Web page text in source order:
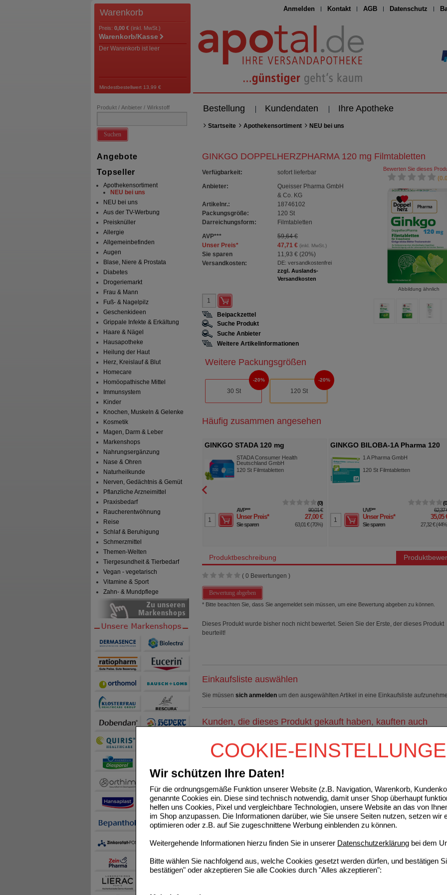
COOKIE-
Wir schützen Ihre Daten!
Für die ordnungsgemäße Funktion unserer Website (z.B. Navigation, Warenkorb,
genannte Cookies ein. Diese sind technisch notwendig, damit unser Shop überhaupt
helfen uns Cookies, Pixel und vergleichbare Technologien, unsere Website an das von
im Shop anzupassen. Die Informationen darüber, wie Sie unsere Seiten nutzen, setzen wir
optimieren oder z.B. auf Sie zugeschnittene Werbung einblenden zu können.
Weitergehende Informationen hierzu finden Sie in unserer Datenschutzerklärung bei dem
Bitte wählen Sie nachfolgend aus, welche Cookies gesetzt werden dürfen, und bestätigen
bestätigen" oder akzeptieren Sie alle Cookies durch "Alles akzeptieren":
Anmelden Kontakt AGB Datenschutz
Warenkorb
Preis: 0,00 € (inkl. MwSt.)
Warenkorb/Kasse
Der Warenkorb ist leer
Mindestbestellwert 13,99 €
Bestellung Kundendaten Ihre Apotheke
Produkt / Anbieter / Wirkstoff
Suchen
Angebote
Topseller
Apothekensortiment
NEU bei uns
NEU bei uns
Aus der TV-Werbung
Preisknüller
Allergie
Allgemeinbefinden
Augen
Blase, Niere & Prostata
Diabetes
Drogeriemarkt
Frau & Mann
Fuß- & Nagelpilz
Geschenkideen
Grippale Infekte & Erkältung
Haare & Nägel
Hausapotheke
Heilung der Haut
Herz, Kreislauf & Blut
Homecare
Homöopathische Mittel
Immunsystem
Kinder
Knochen, Muskeln & Gelenke
Kosmetik
Magen, Darm & Leber
Markenshops
Nahrungsergänzung
Nase & Ohren
Naturheilkunde
Nerven, Gedächtnis & Gemüt
Pflanzliche Arzneimittel
Praxisbedarf
Raucherentwöhnung
Reise
Schlaf & Beruhigung
Schmerzmittel
Themen-Welten
Tiergesundheit & Tierbedarf
Vegan - vegetarisch
Vitamine & Sport
Zahn- & Mundpflege
Startseite Apothekensortiment NEU bei uns
GINKGO DOPPELHERZPHARMA 120 mg Filmtabletten
Verfügbarkeit:
sofort lieferbar
Anbieter:
Queisser Pharma GmbH
& Co. KG
Artikelnr.:
18746102
Packungsgröße:
120 St
Darreichungsform:
Filmtabletten
AVP***
59,64 €
Unser Preis* 47,71 €(inkl. MwSt.)
Sie sparen 11,93 € (20%)
Versandkosten:
DE: versandkostenfrei
zzgl. Auslands-
Versandkosten
Bewerten Sie dieses
Abbildung ähnlich
Beipackzettel
Suche Produkt
Suche Anbieter
Weitere Artikelinformationen
Weitere Packungsgrößen
30 St
20%
120 St
20%
Häufig zusammen angesehen
GINKGO STADA 240 mg
Filmtabletten
Deutschland GmbH
120St Filmtabletten
AVP***
Sie sparen
GINKGO STADA 120 mg
FilmtablettenSTADA Consumer Health
Deutschland GmbH
120St Filmtabletten
0
AVP*** 90,01 €
Unser Preis* 27,00 €
Sie sparen 63,01 €(70%)
GINKGO BILOBA-1A Pharma 120
mg Filmtabletten
1 A Pharma GmbH
120 St Filmtabletten
0
UVP** 62,37
Unser Preis* 35,05
Sie sparen 27,32 €(44%
Produktbeschreibung
( 0 Bewertungen )
Bewertung abgeben
* Bitte beachten Sie, dass Sie angemeldet sein müssen, um eine Bewertung abgeben zu können.
Dieses Produkt wurde bisher noch nicht bewertet. Seien Sie der Erste, der dieses Produkt
beurteilt!
Einkaufsliste auswählen
Sie müssen sich anmelden um den ausgewählten Artikel in eine Einkaufsliste
Kunden, die dieses Produkt gekauft haben, kauften auch
ALIUD Pharma GmbH
100St Filmtabletten
1
WICK DayNait Filmtabletten
WICK Pharma -
Zweigniederlassung der Procter &
Gamble GmbH
Filmtabletten
Unser Preis* 10,49 €
Max. Abgabe:
1